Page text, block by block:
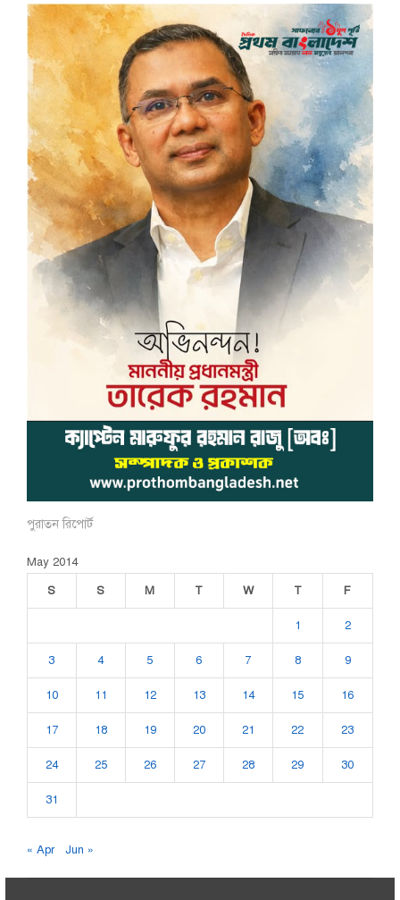
পুরাতন রিপোর্ট
May 2014
S
S M T W T F
1 2
3 4 5 6 7 8 9
10 11 12 13 14 15 16
17 18 19 20 21 22 23
24 25 26 27 28 29 30
31
« Apr Jun »